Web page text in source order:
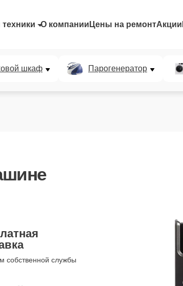
О компании Цены на ремонтАкции
шкаф Парогенератор
собственной службы